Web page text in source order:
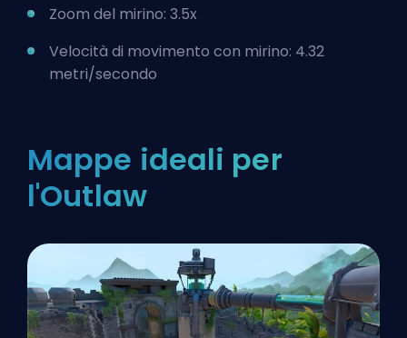
Zoom del mirino: 3.5x
Velocità di movimento con mirino: 4.32
metri/secondo
Mappe ideali per
l'Outlaw